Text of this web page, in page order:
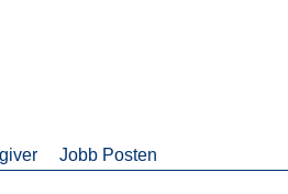
Jobb Posten